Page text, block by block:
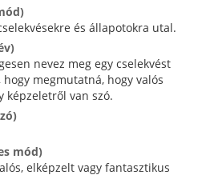
és állapotokra utal.
nevez meg egy cselekvést
megmutatná, hogy valós
képzeletről van szó.
mód)
elképzelt vagy fantasztikus